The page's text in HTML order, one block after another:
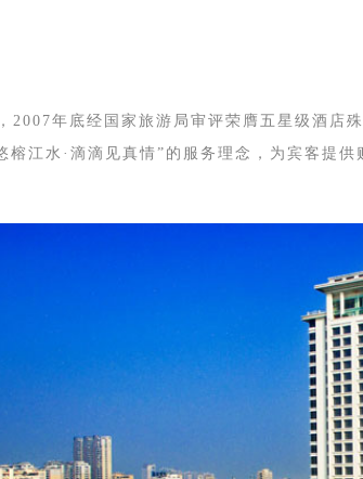
2007年底经国家旅游局审评荣膺五星级酒店
榕江水·滴滴见真情”的服务理念，为宾客提供